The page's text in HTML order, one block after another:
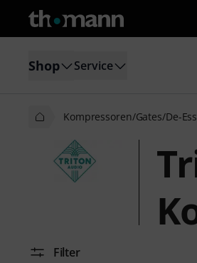
Shop Service
Kompressoren/Gates/De-
Filter